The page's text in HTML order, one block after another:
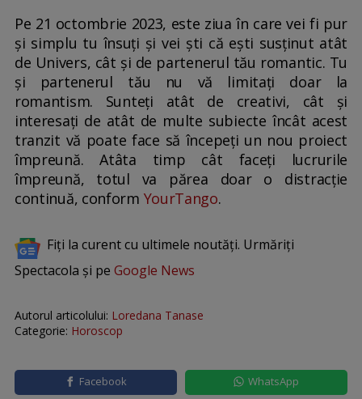
Pe 21 octombrie 2023, este ziua în care vei fi pur
și simplu tu însuți și vei ști că ești susținut atât
de Univers, cât și de partenerul tău romantic. Tu
și partenerul tău nu vă limitați doar la
romantism. Sunteți atât de creativi, cât și
interesați de atât de multe subiecte încât acest
tranzit vă poate face să începeți un nou proiect
împreună. Atâta timp cât faceți lucrurile
împreună, totul va părea doar o distracție
continuă, conform YourTango.
Fiți la curent cu ultimele noutăți. Urmăriți
Spectacola și pe Google News
Autorul articolului: Loredana Tanase
Categorie: Horoscop
Facebook WhatsApp